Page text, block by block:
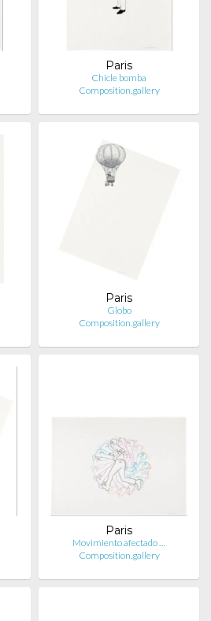
Paris
Chicle bomba
Composition.gallery
Paris
Globo
Composition.gallery
Paris
Movimiento afectado …
Composition.gallery